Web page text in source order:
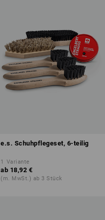
e.s. Schuhpflegeset, 6-teilig
1 Variante
ab 18,92 €
(m. MwSt.) ab 3 Stück